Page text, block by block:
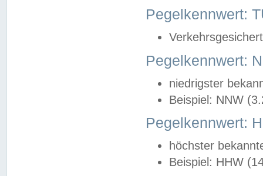
Pegelkennwert:
Pegelkennwert:
niedrigster
Beispiel: NNW
Pegelkennwert:
höchster
Beispiel: HHW